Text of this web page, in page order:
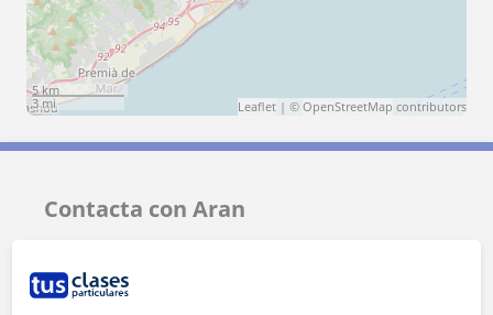
5 km
3 mi
Leaflet | © OpenStreetMap contributors
Contacta con Aran
Tarifa